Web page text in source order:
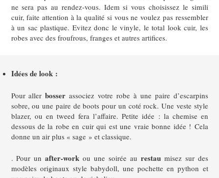
ne sera pas au rendez-vous. Idem si vous choisissez le simili
cuir, faite attention à la qualité si vous ne voulez pas ressembler
à un sac plastique. Evitez donc le vinyle, le total look cuir, les
robes avec des froufrous, franges et autres artifices.
Idées de look :
Pour allerbosser associez votre robe à une paire d’escarpins
sobre, ou une paire de boots pour un coté rock. Une veste style
blazer, ou en tweed fera l’affaire. Petite idée : la chemise en
dessous de la robe en cuir qui est une vraie bonne idée ! Cela
donne un air plus « sage » et classique.
. Pour unafter-work ou une soirée au restaumisez sur des
modèles originaux style babydoll, une pochette en python et